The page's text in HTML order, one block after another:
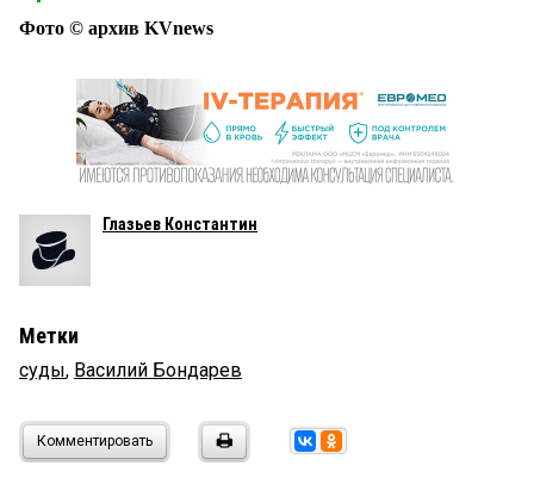
Фото © архив KVnews
Глазьев Константин
Метки
суды, Василий Бондарев
Комментировать